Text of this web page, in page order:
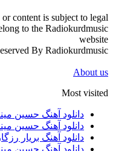
content is subject to legal
to the Radiokurdmusic
website
By Radiokurdmusic
About us
Most visited
دانلود آهنگ حسین
دانلود آهنگ حسین
دانلود آهنگ بریار
دانلود آهنگ حسین